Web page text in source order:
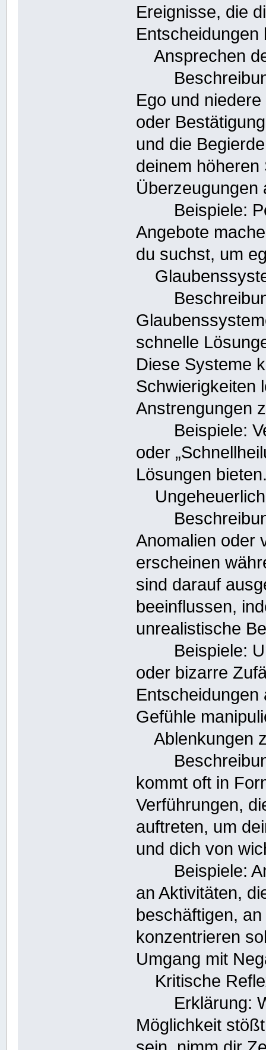
Ereignisse, die
Entscheidungen
Ansprechen
Ego und
oder
und die
deinem
Überzeugungen
Beispiele:
Angebote
du suchst, um
schnelle
Diese Systeme
Schwierigkeiten
Anstrengungen
Beispiele:
oder
Lösungen
Anomalien oder
erscheinen
sind darauf
beeinflussen,
unrealistische
Beispiele:
oder bizarre
Gefühle
Ablenkungen
kommt oft in
Verführungen,
auftreten, um
und dich von
Beispiele:
an Aktivitäten,
beschäftigen,
konzentrieren
Umgang mit
Kritische
Erklärung:
Möglichkeit